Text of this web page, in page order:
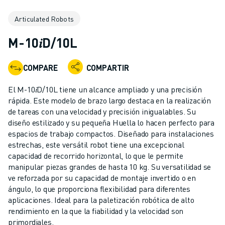
ROBOTS COLABORATIVOS
CONTROLADORES DE ROBOTS
ACCESORIOS PARA ROBOTS
SOFTWARE PARA ROBOTS
SOFTWARE DE SIMULACIÓN
ROBOTS EDUCATIVOS
AUTOMATIZACIÓN ROBÓTICA
ROBOTS DE SOLDADURA POR ARCO
ROBOTS ARTICULADOS
SERIE ARC MATE
SERIE M-900
ROBOTS DELTA
ROBOTS PARA ALIMENTOS Y SALAS BLANCAS
ROBOTS DE PINTURA
ROBOTS PARA PALETIZADO
Articulated Robots
M-10𝑖D/10L
COMPARE COMPARTIR
El M-10𝑖D/10L tiene un alcance ampliado y una precisión
rápida. Este modelo de brazo largo destaca en la realización
de tareas con una velocidad y precisión inigualables. Su
diseño estilizado y su pequeña Huella lo hacen perfecto para
espacios de trabajo compactos. Diseñado para instalaciones
estrechas, este versátil robot tiene una excepcional
capacidad de recorrido horizontal, lo que le permite
manipular piezas grandes de hasta 10 kg. Su versatilidad se
ve reforzada por su capacidad de montaje invertido o en
ángulo, lo que proporciona flexibilidad para diferentes
aplicaciones. Ideal para la paletización robótica de alto
rendimiento en la que la fiabilidad y la velocidad son
primordiales.